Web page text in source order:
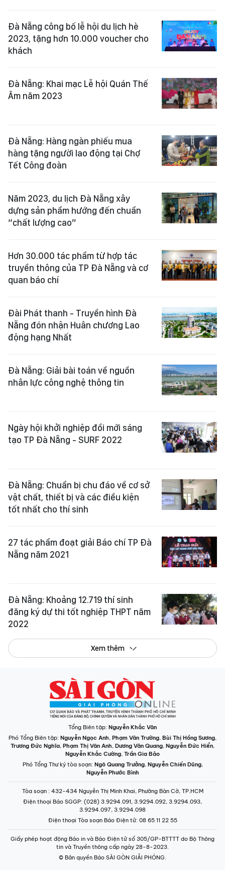
Đà Nẵng công bố lễ hội du lịch hè
2023, tặng hơn 10.000 voucher cho
khách
Đà Nẵng: Khai mạc Lễ hội Quán Thế
Âm năm 2023
Đà Nẵng: Hàng ngàn phiếu mua
hàng tặng người lao động tại Chợ
Tết Công đoàn
Năm 2023, du lịch Đà Nẵng xây
dựng sản phẩm hướng đến chuẩn
“chất lượng cao”
Hơn 30.000 tác phẩm từ hợp tác
truyền thông của TP Đà Nẵng và cơ
quan báo chí
Đài Phát thanh - Truyền hình Đà
Nẵng đón nhận Huân chương Lao
động hạng Nhất
Đà Nẵng: Giải bài toán về nguồn
nhân lực công nghệ thông tin
Ngày hội khởi nghiệp đổi mới sáng
tạo TP Đà Nẵng - SURF 2022
Đà Nẵng: Chuẩn bị chu đáo về cơ sở
vật chất, thiết bị và các điều kiện
tốt nhất cho thí sinh
27 tác phẩm đoạt giải Báo chí TP Đà
Nẵng năm 2021
Đà Nẵng: Khoảng 12.719 thí sinh
đăng ký dự thi tốt nghiệp THPT năm
2022
Xem thêm
Tổng Biên tập: Nguyễn Khắc Văn
Phó Tổng Biên tập: Nguyễn Ngọc Anh, Phạm Văn Trường, Bùi Thị Hồng Sương,
Trương Đức Nghĩa, Phạm Thị Vân Anh, Dương Văn Quang, Nguyễn Đức Hiển,
Nguyễn Khắc Cường, Trần Gia Bảo
Phó Tổng Thư ký tòa soạn: Ngô Quang Trưởng, Nguyễn Chiến Dũng,
Nguyễn Phước Bình
Tòa soạn : 432-434 Nguyễn Thị Minh Khai, Phường Bàn Cờ, TP.HCM
Điện thoại Báo SGGP: (028) 3.9294.091, 3.9294.092, 3.9294.093,
3.9294.097, 3.9294.098
Điện thoại Tòa soạn Báo Điện tử: 08 65 11 22 55
Giấy phép hoạt động Báo in và Báo Điện tử số 305/GP-BTTTT do Bộ Thông
tin và Truyền thông cấp ngày 28-8-2023.
© Bản quyền Báo SÀI GÒN GIẢI PHÓNG.